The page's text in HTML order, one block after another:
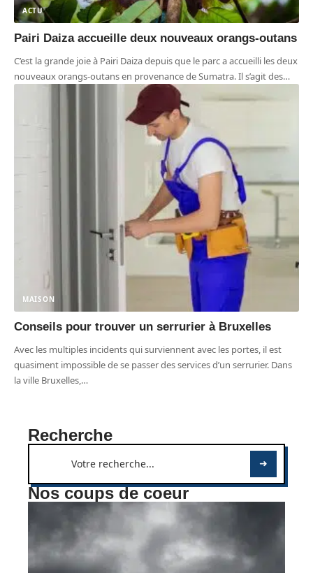
ACTU
Pairi Daiza accueille deux nouveaux orangs-outans
C’est la grande joie à Pairi Daiza depuis que le parc a accueilli les deux
nouveaux orangs-outans en provenance de Sumatra. Il s’agit des…
MAISON
Conseils pour trouver un serrurier à Bruxelles
Avec les multiples incidents qui surviennent avec les portes, il est
quasiment impossible de se passer des services d’un serrurier. Dans
la ville Bruxelles,…
Recherche
Nos coups de coeur